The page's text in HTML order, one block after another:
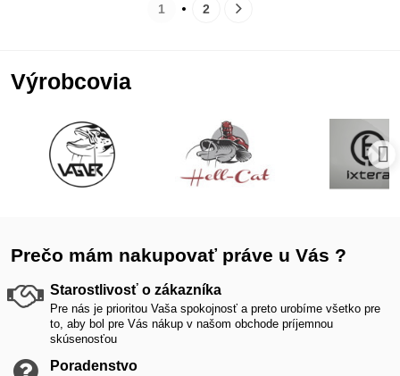
1 2
Výrobcovia
Prečo mám nakupovať práve u Vás ?
Starostlivosť o zákazníka
Pre nás je prioritou Vaša spokojnosť a preto urobíme všetko pre
to, aby bol pre Vás nákup v našom obchode príjemnou
skúsenosťou
Poradenstvo